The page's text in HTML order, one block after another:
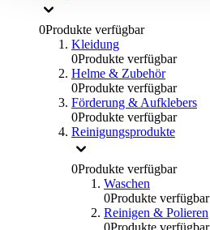
0Produkte verfügbar
Kleidung
0Produkte verfügbar
Helme & Zubehör
0Produkte verfügbar
Förderung & Aufklebers
0Produkte verfügbar
Reinigungsprodukte
0Produkte verfügbar
Waschen
0Produkte verfügbar
Reinigen & Polieren
0Produkte verfügbar